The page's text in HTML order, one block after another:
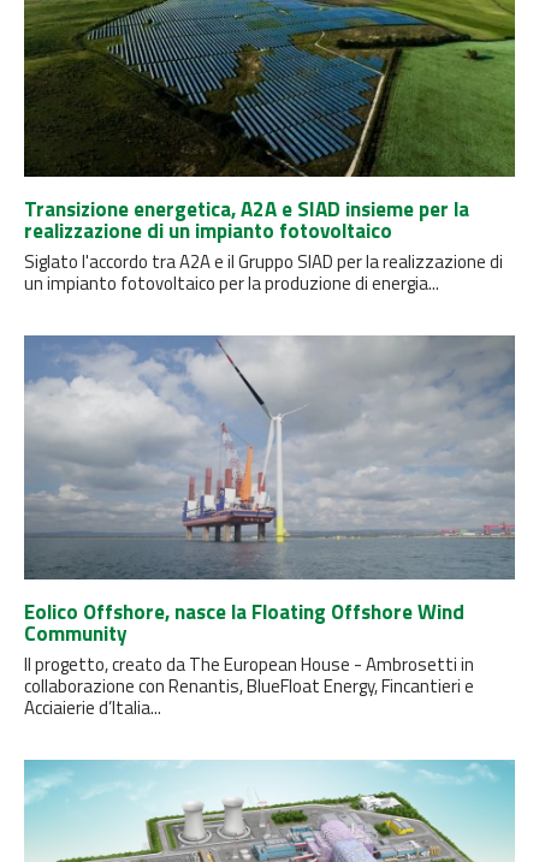
Transizione energetica, A2A e SIAD insieme per la
realizzazione di un impianto fotovoltaico
Siglato l'accordo tra A2A e il Gruppo SIAD per la realizzazione di
un impianto fotovoltaico per la produzione di energia...
Eolico Offshore, nasce la Floating Offshore Wind
Community
Il progetto, creato da The European House - Ambrosetti in
collaborazione con Renantis, BlueFloat Energy, Fincantieri e
Acciaierie d’Italia...